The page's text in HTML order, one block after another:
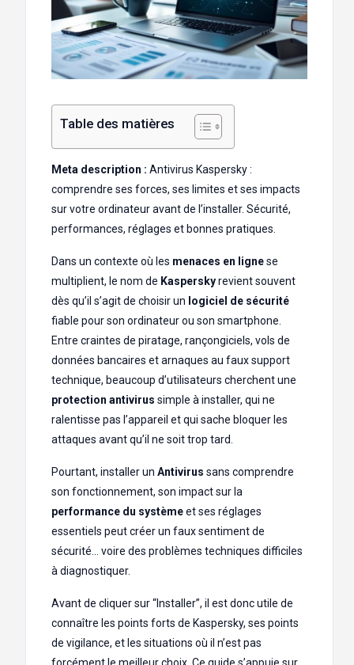
Table des matières
Meta description : Antivirus Kaspersky :
comprendre ses forces, ses limites et ses impacts
sur votre ordinateur avant de l’installer. Sécurité,
performances, réglages et bonnes pratiques.
Dans un contexte où les menaces en lignese
multiplient, le nom de Kasperskyrevient souvent
dès qu’il s’agit de choisir un logiciel de sécurité
fiable pour son ordinateur ou son smartphone.
Entre craintes de piratage, rançongiciels, vols de
données bancaires et arnaques au faux support
technique, beaucoup d’utilisateurs cherchent une
protection antivirus simple à installer, qui ne
ralentisse pas l’appareil et qui sache bloquer les
attaques avant qu’il ne soit trop tard.
Pourtant, installer un Antivirus sans comprendre
son fonctionnement, son impact sur la
performance du systèmeet ses réglages
essentiels peut créer un faux sentiment de
sécurité… voire des problèmes techniques difficiles
à diagnostiquer.
Avant de cliquer sur “Installer”, il est donc utile de
connaître les points forts de Kaspersky, ses points
de vigilance, et les situations où il n’est pas